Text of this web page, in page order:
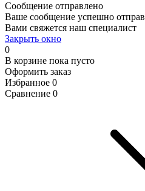
Сообщение отправлено
Ваше сообщение успешно
Вами свяжется наш специалист
Закрыть окно
0
В корзине пока пусто
Оформить заказ
Избранное 0
Сравнение 0